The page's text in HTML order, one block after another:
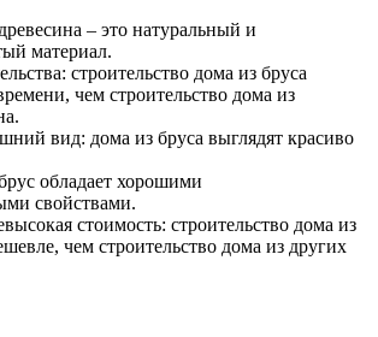
– это натуральный и
материал.
строительство дома из бруса
чем строительство дома из
вид: дома из бруса выглядят красиво
обладает хорошими
свойствами.
стоимость: строительство дома из
чем строительство дома из других